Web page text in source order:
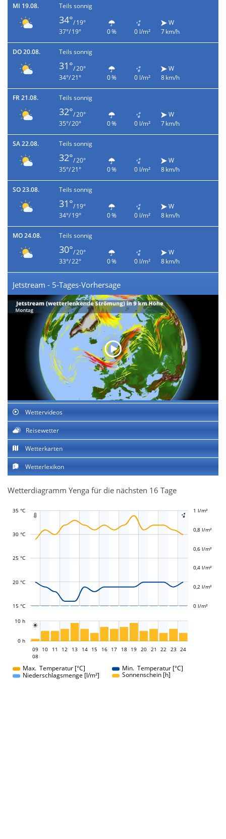
MI 19.08. Teils sonnig
34°/ 19°
37°/ 19°
0 % 0 l/m²
W
7 km/h
DO 20.08. Teils sonnig
31°/ 20°
34°/ 21°
0 % 0 l/m²
W
8 km/h
FR 21.08. Teils sonnig
32°/ 20°
35°/ 20°
0 % 0 l/m²
W
7 km/h
SA 22.08. Teils sonnig
32°/ 20°
35°/ 21°
0 % 0 l/m²
W
8 km/h
SO 23.08. Teils sonnig
31°/ 19°
34°/ 19°
0 % 0 l/m²
W
8 km/h
MO 24.08. Teils sonnig
30°/ 20°
33°/ 22°
0 % 0 l/m²
W
8 km/h
Jetstream - 5-Tages-Vorhersage
Wettervideos
Reisewetter
Wetterkarten
Wetterlexikon
Wetterdiagramm Yenga für die nächsten 16 Tage
 
15 °C
20 °C
25 °C
30 °C
35 °C -0,4 l/m²
-0,2 l/m²
0 l/m²
0,2 l/m²
0,4 l/m²
0,6 l/m²
0,8 l/m²
1 l/m²
1,2 l/m²

0 h
10 h
09
09
08
10 11 12 13 14 15 16 17 18 19 20 21 22 23 24
Max. Temperatur [°C]
Min. Temperatur [°C]
Niederschlagsmenge [l/m²]
Sonnenschein [h]